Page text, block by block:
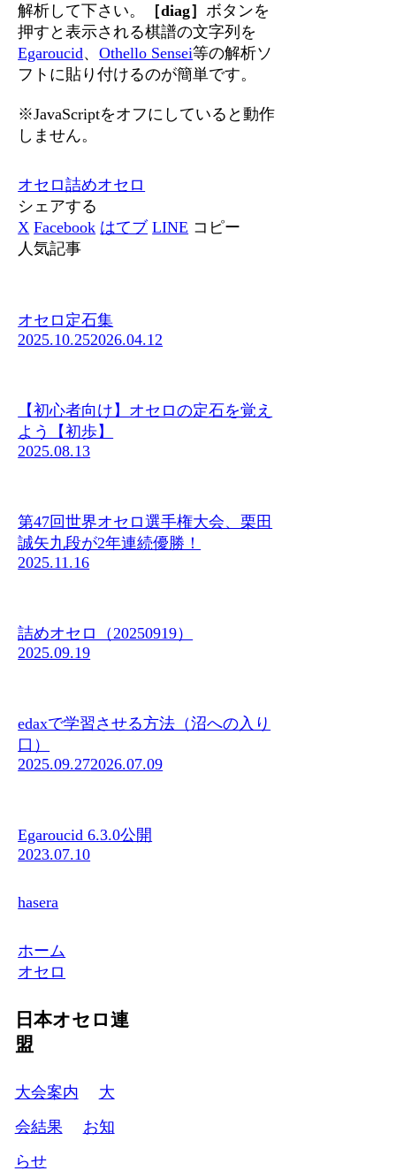
解析して下さい。
［diag］ ボタンを
押すと表示される棋譜の文字列を
Egaroucid、Othello Sensei等の解析ソ
フトに貼り付けるのが簡単です。
※JavaScriptをオフにしていると動作
しません。
オセロ詰めオセロ
シェアする
X Facebook はてブ LINE コピー
人気記事
オセロ定石集
2025.10.252026.04.12
【初心者向け】オセロの定石を覚え
よう【初歩】
2025.08.13
第47回世界オセロ選手権大会、栗田
誠矢九段が2年連続優勝！
2025.11.16
詰めオセロ（20250919）
2025.09.19
edaxで学習させる方法（沼への入り
口）
2025.09.272026.07.09
Egaroucid 6.3.0公開
2023.07.10
hasera
ホーム
オセロ
日本オセロ連
盟
大会案内
大
会結果
お知
らせ